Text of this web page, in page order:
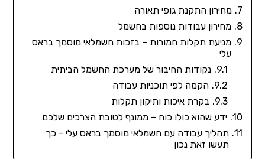
מחירון התקנת גופי תאורה
מחירון עבודות נוספות בחשמל
מניעת תקלות חמורות – בזכות חשמלאי מוסמך בראס
עלי
נקודות החיבור של מערכת החשמל הביתית
הקמה לפי תוכניות עבודה
בקרת איכות ותיקון תקלות
ידע שהוא כולו כוח – ממונף לטובת הצרכים שלכם
תהליך עבודה עם חשמלאי מוסמך בראס עלי - כך
תעשו זאת נכון